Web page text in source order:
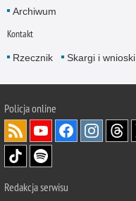
Archiwum
Kontakt
Rzecznik Skargi i wnioski
Policjaonline
Redakcja serwisu